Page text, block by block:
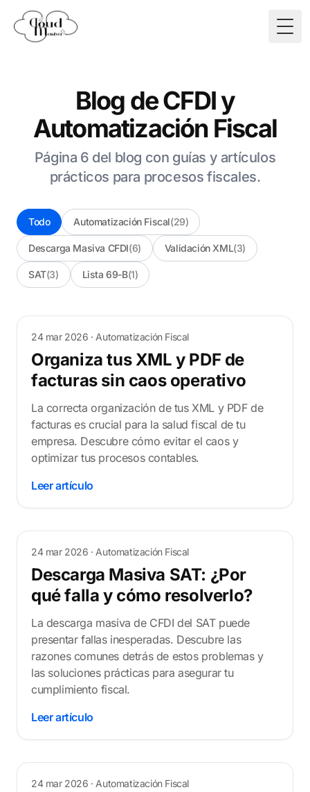
Blog de CFDI y
Automatización Fiscal
Página 6 del blog con guías y artículos
prácticos para procesos fiscales.
Todo Automatización Fiscal(29)
Descarga Masiva CFDI(6) Validación XML(3)
SAT(3) Lista 69-B(1)
24 mar 2026 · Automatización Fiscal
Organiza tus XML y PDF de
facturas sin caos operativo
La correcta organización de tus XML y PDF de
facturas es crucial para la salud fiscal de tu
empresa. Descubre cómo evitar el caos y
optimizar tus procesos contables.
Leer artículo
24 mar 2026 · Automatización Fiscal
Descarga Masiva SAT: ¿Por
qué falla y cómo resolverlo?
La descarga masiva de CFDI del SAT puede
presentar fallas inesperadas. Descubre las
razones comunes detrás de estos problemas y
las soluciones prácticas para asegurar tu
cumplimiento fiscal.
Leer artículo
24 mar 2026 · Automatización Fiscal